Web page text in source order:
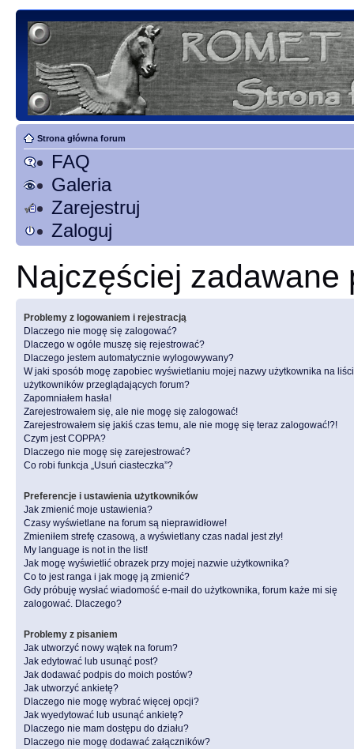
Strona główna forum
FAQ
Galeria
Zarejestruj
Zaloguj
Najczęściej zadawane
Problemy z logowaniem i rejestracją
Dlaczego nie mogę się zalogować?
Dlaczego w ogóle muszę się rejestrować?
Dlaczego jestem automatycznie wylogowywany?
W jaki sposób mogę zapobiec wyświetlaniu mojej nazwy użytkownika na
użytkowników przeglądających forum?
Zapomniałem hasła!
Zarejestrowałem się, ale nie mogę się zalogować!
Zarejestrowałem się jakiś czas temu, ale nie mogę się teraz zalogować!?!
Czym jest COPPA?
Dlaczego nie mogę się zarejestrować?
Co robi funkcja „Usuń ciasteczka”?
Preferencje i ustawienia użytkowników
Jak zmienić moje ustawienia?
Czasy wyświetlane na forum są nieprawidłowe!
Zmieniłem strefę czasową, a wyświetlany czas nadal jest zły!
My language is not in the list!
Jak mogę wyświetlić obrazek przy mojej nazwie użytkownika?
Co to jest ranga i jak mogę ją zmienić?
Gdy próbuję wysłać wiadomość e-mail do użytkownika, forum każe mi się
zalogować. Dlaczego?
Problemy z pisaniem
Jak utworzyć nowy wątek na forum?
Jak edytować lub usunąć post?
Jak dodawać podpis do moich postów?
Jak utworzyć ankietę?
Dlaczego nie mogę wybrać więcej opcji?
Jak wyedytować lub usunąć ankietę?
Dlaczego nie mam dostępu do działu?
Dlaczego nie mogę dodawać załączników?